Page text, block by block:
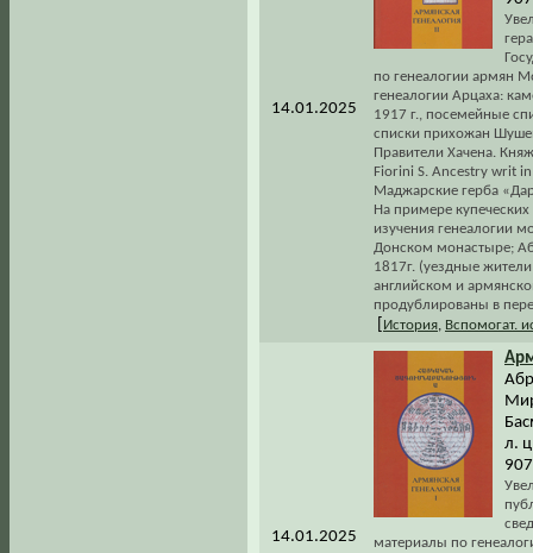
14.01.2025
по генеалогии армян
генеалогии Арцаха:
1917 г., посемейные
списки прихожан
Правители Хачена.
Fiorini S. Ancestry writ
Маджарские герба
На примере
изучения генеалогии
Донском монастыре;
1817г. (уездные
английском и
продублированы в
История, Вспомогат.
14.01.2025
л.
материалы по